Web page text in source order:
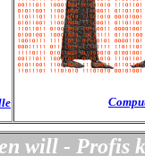
will - Profis